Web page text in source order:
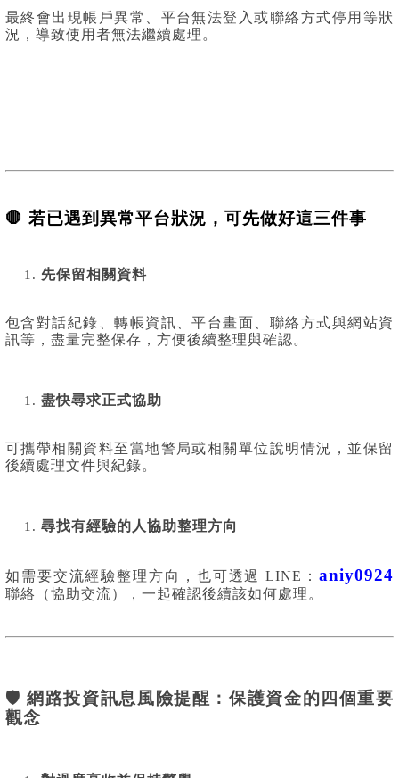
最終會出現帳戶異常、平台無法登入或聯絡方式停用等狀
況，導致使用者無法繼續處理。
🛑 若已遇到異常平台狀況，可先做好這三件事
先保留相關資料
包含對話紀錄、轉帳資訊、平台畫面、聯絡方式與網站資
訊等，盡量完整保存，方便後續整理與確認。
盡快尋求正式協助
可攜帶相關資料至當地警局或相關單位說明情況，並保留
後續處理文件與紀錄。
尋找有經驗的人協助整理方向
如需要交流經驗整理方向 ，也可透過 LINE：aniy0924
聯絡（協助交流）， 一起確認後續該如何處理。
🛡️ 網路投資訊息風險提醒：保護資金的四個重要
觀念